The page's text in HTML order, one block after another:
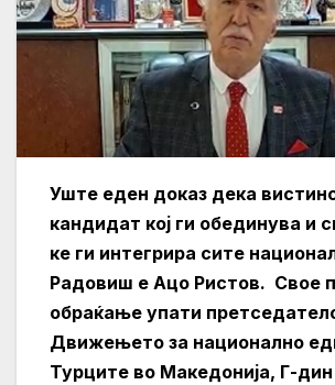
Уште еден доказ дека
кандидат кој ги обединува и
ке ги интегрира сите
Радовиш е Ацо Ристов. Свое
обраќање упати
Движењето за национално
Турците во Македонија, Г-